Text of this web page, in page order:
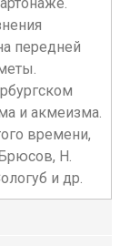
передней
и акмеизма.
времени,
Н.
и др.